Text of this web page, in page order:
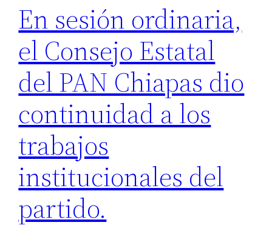
En sesión ordinaria,
el Consejo Estatal
del PAN Chiapas dio
continuidad a los
trabajos
institucionales del
partido.